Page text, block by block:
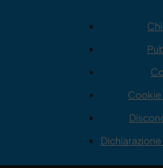
Cookie
Dichiarazione